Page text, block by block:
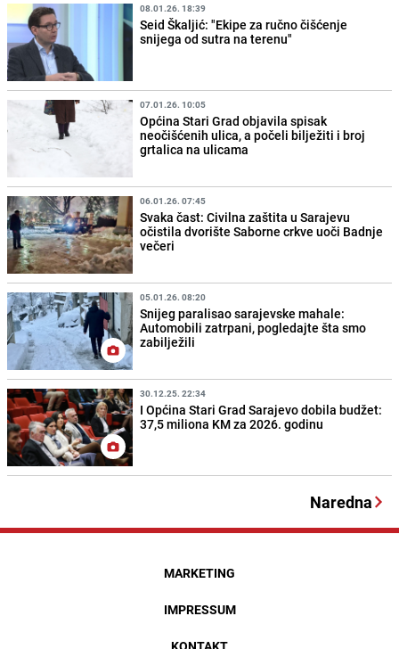
08.01.26. 18:39
Seid Škaljić: "Ekipe za ručno čišćenje
snijega od sutra na terenu"
07.01.26. 10:05
Općina Stari Grad objavila spisak
neočišćenih ulica, a počeli bilježiti i broj
grtalica na ulicama
06.01.26. 07:45
Svaka čast: Civilna zaštita u Sarajevu
očistila dvorište Saborne crkve uoči Badnje
večeri
05.01.26. 08:20
Snijeg paralisao sarajevske mahale:
Automobili zatrpani, pogledajte šta smo
zabilježili
30.12.25. 22:34
I Općina Stari Grad Sarajevo dobila budžet:
37,5 miliona KM za 2026. godinu
Naredna
MARKETING
IMPRESSUM